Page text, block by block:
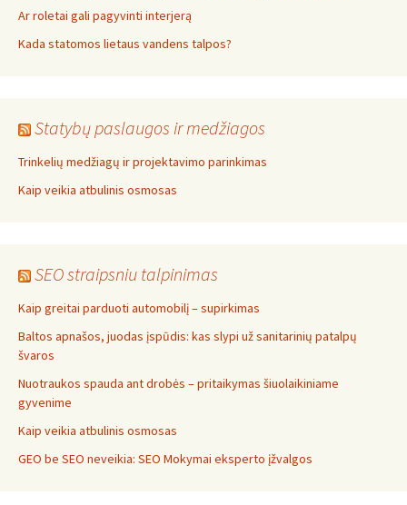
Ar roletai gali pagyvinti interjerą
Kada statomos lietaus vandens talpos?
Statybų paslaugos ir medžiagos
Trinkelių medžiagų ir projektavimo parinkimas
Kaip veikia atbulinis osmosas
SEO straipsniu talpinimas
Kaip greitai parduoti automobilį – supirkimas
Baltos apnašos, juodas įspūdis: kas slypi už sanitarinių patalpų
švaros
Nuotraukos spauda ant drobės – pritaikymas šiuolaikiniame
gyvenime
Kaip veikia atbulinis osmosas
GEO be SEO neveikia: SEO Mokymai eksperto įžvalgos